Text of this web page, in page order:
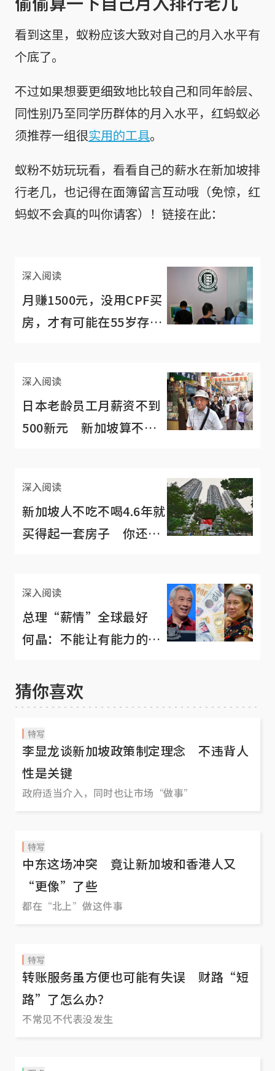
看到这里，蚁粉应该大致对自己的月入水平有
个底了。
不过如果想要更细致地比较自己和同年龄层、
同性别乃至同学历群体的月入水平，红蚂蚁必
须推荐一组很实用的工具。
蚁粉不妨玩玩看，看看自己的薪水在新加坡排
行老几，也记得在面簿留言互动哦（免惊，红
蚂蚁不会真的叫你请客）！链接在此：
深入阅读
月赚1500元，没用CPF买
房，才有可能在55岁存够
深入阅读
日本老龄员工月薪资不到
500新元 新加坡算不错
深入阅读
新加坡人不吃不喝4.6年就
买得起一套房子 你还觉
深入阅读
总理“薪情”全球最好
何晶：不能让有能力的人
猜你喜欢
特写
李显龙谈新加坡政策制定理念 不违背人
性是关键
政府适当介入，同时也让市场“做事”
特写
中东这场冲突 竟让新加坡和香港人又
“更像”了些
都在“北上”做这件事
特写
转账服务虽方便也可能有失误 财路“短
路”了怎么办？
不常见不代表没发生